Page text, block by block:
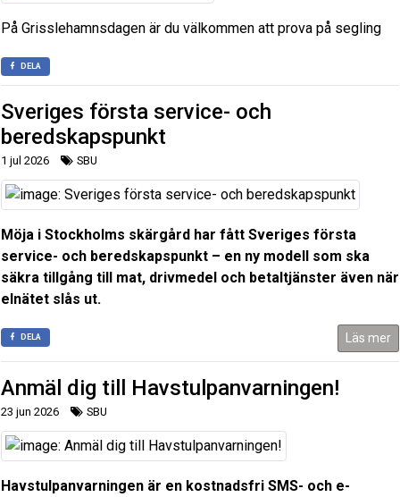
På Grisslehamnsdagen är du välkommen att prova på segling
DELA
Sveriges första service- och
beredskapspunkt
1 jul 2026 SBU
Möja i Stockholms skärgård har fått Sveriges första
service- och beredskapspunkt – en ny modell som ska
säkra tillgång till mat, drivmedel och betaltjänster även när
elnätet slås ut.
DELA Läs mer
Anmäl dig till Havstulpanvarningen!
23 jun 2026 SBU
Havstulpanvarningen är en kostnadsfri SMS- och e-